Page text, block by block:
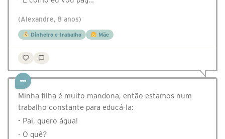
(Alexandre, 8 anos)
Dinheiro e trabalho Mãe
Minha filha é muito mandona, então estamos num
trabalho constante para educá-la:
- Pai, quero água!
- O quê?